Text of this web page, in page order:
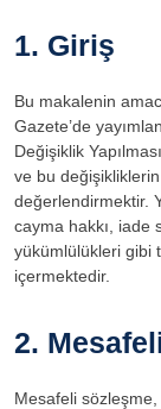
1. Giriş
Bu makalenin
Gazete’de
Değişiklik
ve bu
değerlendirmektir.
cayma hakkı, iade
yükümlülükleri gibi
içermektedir.
2.
Mesafeli sözleşme,